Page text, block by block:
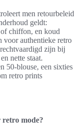
men retourbeleid
geldt:
chiffon, en koud
voor authentieke retro
zijn bij
nette staat.
50-blouse, een sixties
retro prints
mode?